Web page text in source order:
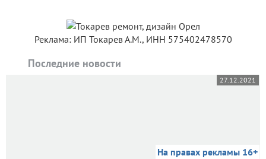
Реклама: ИП Токарев А.М., ИНН 575402478570
Последние новости
27.12.2021
На правах рекламы 16+